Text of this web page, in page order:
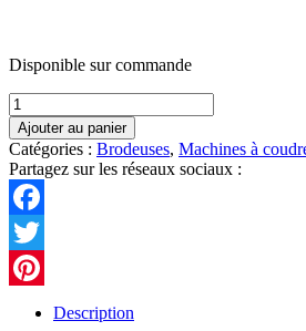
Disponible sur commande
quantité
de
Pfaff
Creative
3.0
Ajouter au panier
Catégories : Brodeuses, Machines à
Partagez sur les réseaux sociaux :
Facebook
Twitter
Pinterest
Description